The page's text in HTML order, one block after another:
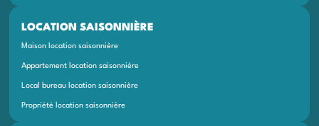
LOCATION SAISONNIÈRE
Maison location saisonnière
Appartement location saisonnière
Local bureau location saisonnière
Propriété location saisonnière